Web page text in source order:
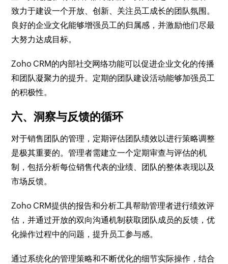
致力于建设一个开放、创新、关注员工成长的团队氛围。
良好的企业文化能够增强员工的归属感，并激励他们尽最
大努力达成目标。
Zoho CRM的内部社交网络功能可以促进企业文化的传播
和团队凝聚力的提升。定期的团队建设活动能够加强员工
的积极性。
六、洞察与反馈的循环
对于销售团队的管理，定期评估团队绩效以进行策略调整
是极其重要的。管理者需建立一个定期审查与评估的机
制，包括分析每位销售代表的业绩、团队的整体表现以及
市场反馈。
Zoho CRM提供的报告和分析工具帮助管理者进行绩效评
估，并通过开放的双向沟通机制获取团队成员的反馈，优
化操作过程中的问题，提升员工参与感。
通过系统化的管理策略和不断优化的细节实际操作，结合